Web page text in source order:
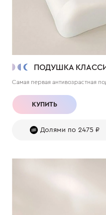
ПОДУШКА
Самая первая антивозрастная
КУПИТЬ
Долями по 2475 ₽